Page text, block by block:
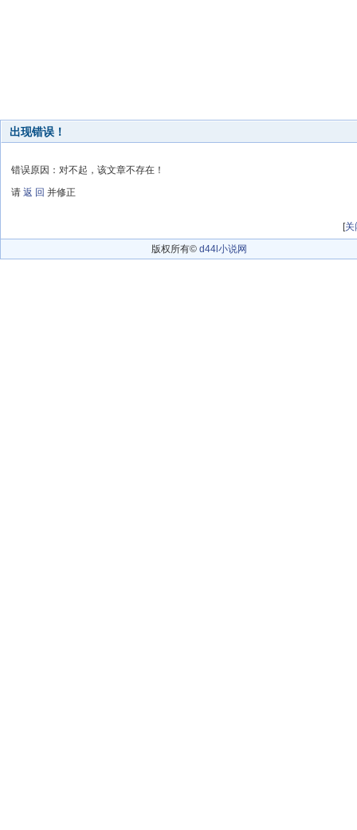
出现错误！
错误原因：对不起，该文章不存在！
请 返 回 并修正
[关
版权所有© d44l小说网